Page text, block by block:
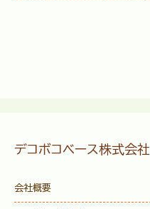
デコボコベース株式会社
会社概要